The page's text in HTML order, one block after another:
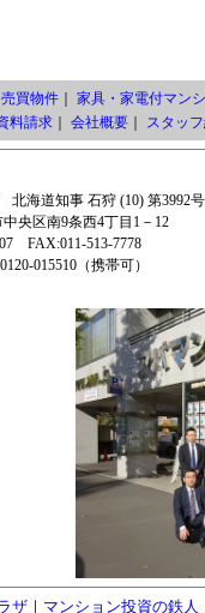
売買物件｜ 家具・家電付マン
料請求｜ 会社概要｜ スタッ
海道知事 石狩 (10) 第3992号
央区南9条西4丁目1－12
FAX:011-513-7778
015510（携帯可）
ザ ｜ マンション投資の鉄人